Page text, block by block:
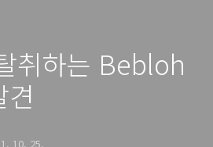
취하는 Bebloh
10. 25.